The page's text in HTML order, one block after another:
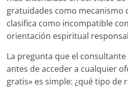
gratuidades como mecanismo
clasifica como incompatible
orientación espiritual
La pregunta que el
antes de acceder a cualquier
gratis» es simple: ¿qué tipo de